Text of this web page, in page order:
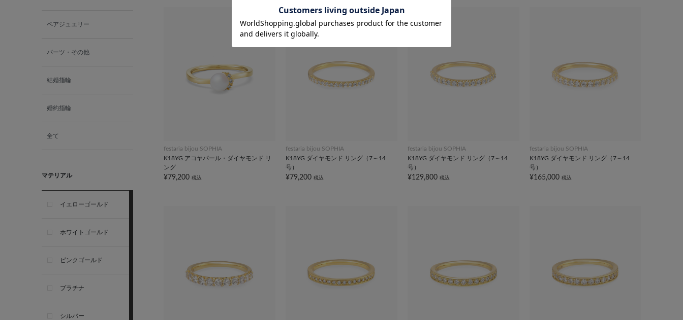
ペアジュエリー
パーツ・その他
結婚指輪
婚約指輪
全て
マテリアル
イエローゴールド
ホワイトゴールド
ピンクゴールド
プラチナ
シルバー
festaria bijou SOPHIA
K18YG アコヤパール・ダイヤモンド リ
ング
¥79,200 税込
festaria bijou SOPHIA
K18YG ダイヤモンド リング（7～14
号）
¥79,200 税込
festaria bijou SOPHIA
K18YG ダイヤモンド リング（7～14
号）
¥129,800 税込
festaria bijou SOPHIA
K18YG ダイヤモンド リング（7～14
号）
¥165,000 税込